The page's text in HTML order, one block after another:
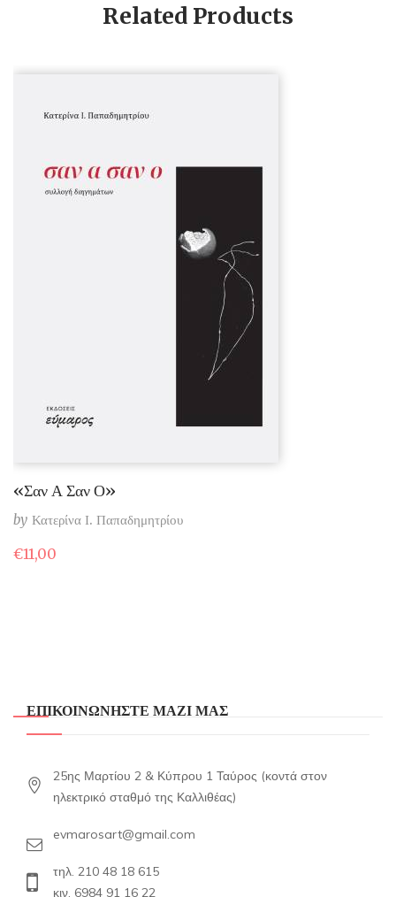
Related Products
«Σαν Α Σαν Ο»
by Κατερίνα Ι. Παπαδημητρίου
€11,00
ΕΠΙΚΟΙΝΩΝΗΣΤΕ ΜΑΖΙ ΜΑΣ
25ης Μαρτίου 2 & Κύπρου 1 Ταύρος (κοντά στον
ηλεκτρικό σταθμό της Καλλιθέας)
evmarosart@gmail.com
τηλ. 210 48 18 615
κιν. 6984 91 16 22